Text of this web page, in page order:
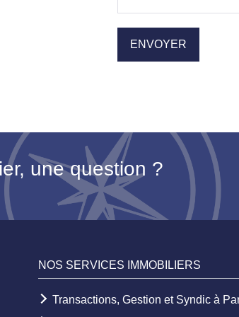
une question ?
NOS SERVICES IMMOBILIERS
Transactions, Gestion et Syndic à